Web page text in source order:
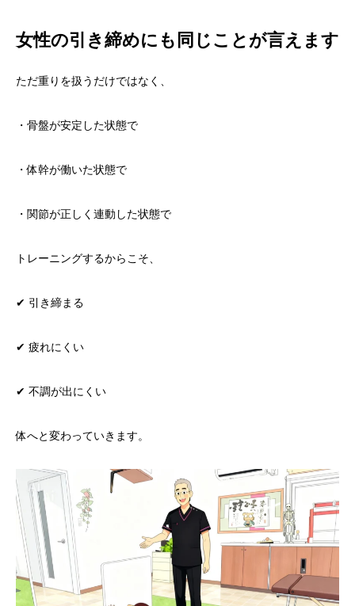
女性の引き締めにも同じことが言えます
ただ重りを扱うだけではなく、
・骨盤が安定した状態で
・体幹が働いた状態で
・関節が正しく連動した状態で
トレーニングするからこそ、
✔ 引き締まる
✔ 疲れにくい
✔ 不調が出にくい
体へと変わっていきます。